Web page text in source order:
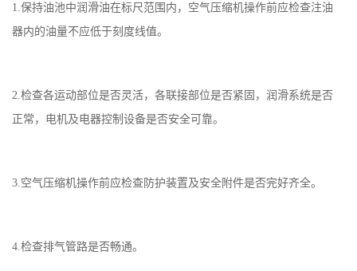
1.保持油池中润滑油在标尺范围内，空气压缩机操作前应检查注油
器内的油量不应低于刻度线值。
2.检查各运动部位是否灵活，各联接部位是否紧固，润滑系统是否
正常，电机及电器控制设备是否安全可靠。
3.空气压缩机操作前应检查防护装置及安全附件是否完好齐全。
4.检查排气管路是否畅通。